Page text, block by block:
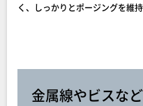
く、しっかりとポージングを維
金属線やビスな